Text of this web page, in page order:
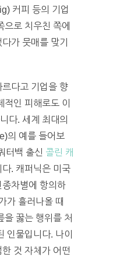
커피 등의 기업
로 치우친 쪽에
가 뭇매를 맞기
다고 기업을 향
인 피해로도 이
다. 세계 최대의
의 예를 들어보
터백 출신 콜린 캐
. 캐퍼닉은 미국
차별에 항의하
가 흘러나올 때
을 꿇는 행위를 처
인물입니다. 나이
것 자체가 어떤